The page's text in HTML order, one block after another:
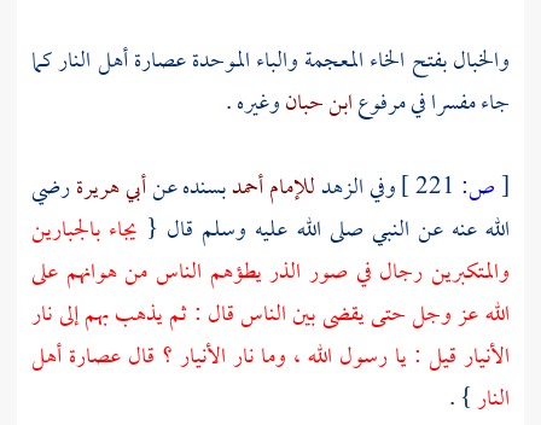
والخبال بفتح الخاء المعجمة والباء الموحدة عصارة أهل النار كما
جاء مفسرا في مرفوعابن حبانوغيره .
[ص: وفي الزهدللإمام أحمدبسنده عنأبي هريرةرضي
الله عنه عن النبي صلى الله عليه وسلم قال { يجاء بالجبارين
والمتكبرين رجال في صور الذر يطؤهم الناس من هوانهم على
الله عز وجل حتى يقضى بين الناس قال : ثم يذهب بهم إلى نار
الأنيار قيل : يا رسول الله ، وما نار الأنيار ؟ قال عصارة أهل
النار} .